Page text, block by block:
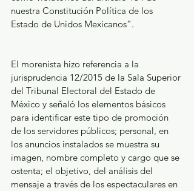
nuestra Constitución Política de los
Estado de Unidos Mexicanos”.
El morenista hizo referencia a la
jurisprudencia 12/2015 de la Sala Superior
del Tribunal Electoral del Estado de
México y señaló los elementos básicos
para identificar este tipo de promoción
de los servidores públicos; personal, en
los anuncios instalados se muestra su
imagen, nombre completo y cargo que se
ostenta; el objetivo, del análisis del
mensaje a través de los espectaculares en